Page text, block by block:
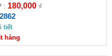
: 180,000₫
tiết
hàng